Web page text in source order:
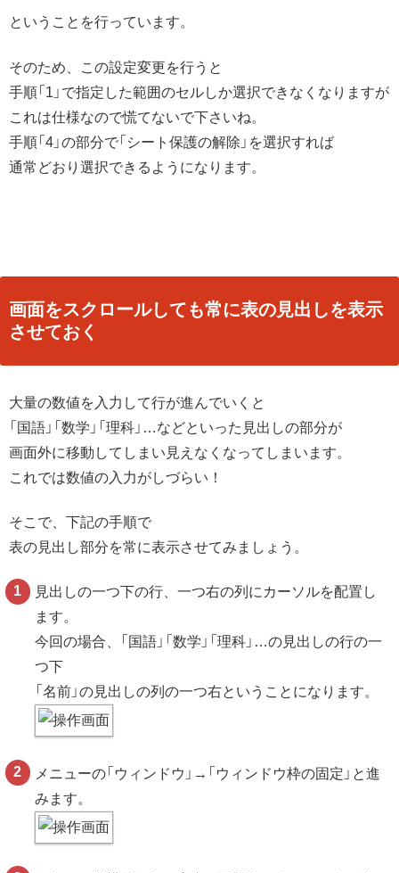
ということを行っています。
そのため、この設定変更を行うと
手順「1」で指定した範囲のセルしか選択できなくなりますが
これは仕様なので慌てないで下さいね。
手順「4」の部分で「シート保護の解除」を選択すれば
通常どおり選択できるようになります。
画面をスクロールしても常に表の見出しを表示
させておく
大量の数値を入力して行が進んでいくと
「国語」「数学」「理科」…などといった見出しの部分が
画面外に移動してしまい見えなくなってしまいます。
これでは数値の入力がしづらい！
そこで、下記の手順で
表の見出し部分を常に表示させてみましょう。
見出しの一つ下の行、一つ右の列にカーソルを配置し
ます。
今回の場合、「国語」「数学」「理科」…の見出しの行の一
つ下
「名前」の見出しの列の一つ右ということになります。
メニューの「ウィンドウ」→「ウィンドウ枠の固定」と進
みます。